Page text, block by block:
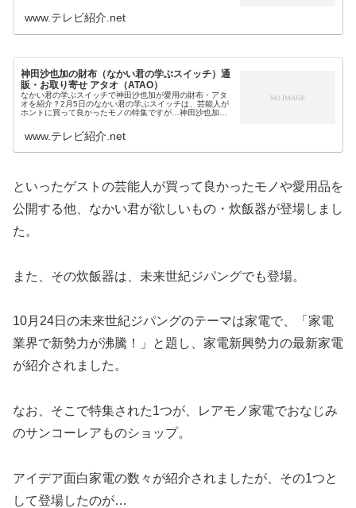
（BALMUDA The Toas...
www.テレビ紹介.net
神田沙也加の財布（なかい君の学ぶスイッチ）通
販・お取り寄せ アタオ（ATAO）
なかい君の学ぶスイッチで神田沙也加が愛用の財布・アタ
オを紹介？2月5日のなかい君の学ぶスイッチは、芸能人が
ホントに買って良かったモノの特集ですが…神田沙也加が
（ATAO）のサイフです。そこで今回...
www.テレビ紹介.net
といったゲストの芸能人が買って良かったモノや愛用品を
公開する他、なかい君が欲しいもの・炊飯器が登場しまし
た。
また、その炊飯器は、未来世紀ジパングでも登場。
10月24日の未来世紀ジパングのテーマは家電で、「家電
業界で新勢力が沸騰！」と題し、家電新興勢力の最新家電
が紹介されました。
なお、そこで特集された1つが、レアモノ家電でおなじみ
のサンコーレアものショップ。
アイデア面白家電の数々が紹介されましたが、その1つと
して登場したのが…